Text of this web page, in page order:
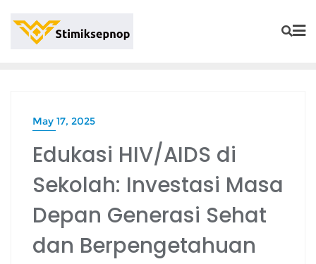
May 17, 2025
Edukasi HIV/AIDS di
Sekolah: Investasi Masa
Depan Generasi Sehat
dan Berpengetahuan